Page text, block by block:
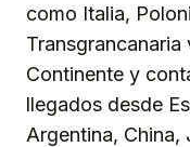
como Italia,
Transgrancanaria
Continente y
llegados desde
Argentina, China,